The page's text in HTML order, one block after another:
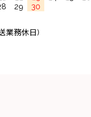
29 30
業務休日)